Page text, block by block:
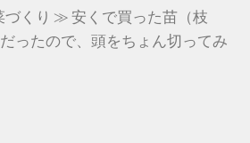
づくり ≫安くで買った苗（枝
ったので、頭をちょん切ってみ